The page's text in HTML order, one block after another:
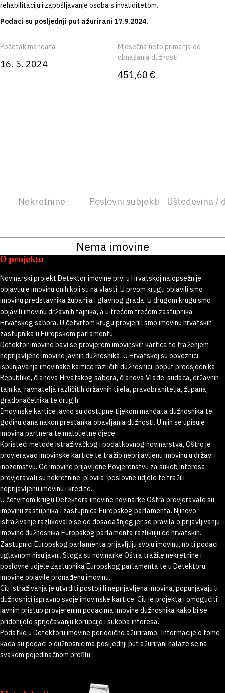
rehabilitaciju i zapošljavanje osoba s invaliditetom.
Podaci su posljednji put ažurirani 17.9.2024.
Početak mandata
16. 5. 2024
Mjesečna neto primanja od
obnašanja dužnosti
451,60 €
Nekretnine Poslovni subjekti Ušteđevina /
Nema imovine
O projektu
Novinarski projekt Detektor imovine prvi u Hrvatskoj najopsežnije
objavljuje imovinu onih koji su na vlasti. U prvom krugu objavili smo
imovinu predstavnika županija i glavnog grada. U drugom krugu smo
objavili imovinu državnih tajnika, a u trećem trećem zastupnika
Hrvatskog sabora. U četvrtom krugu provjerili smo imovinu hrvatskih
zastupnika u Europskom parlamentu.
Detektor imovine bavi se provjerom imovinskih kartica te traženjem
neprijavljene imovine javnih dužnosnika. U Hrvatskoj su obveznici
ispunjavanja imovinske kartice različiti dužnosnici, poput predsjednika
Republike, članova Hrvatskog sabora, članova Vlade, sudaca, državnih
tajnika, ravnatelja različitih državnih tijela, pravobranitelja, župana,
gradonačelnika te drugih.
Imovinske kartice javno su dostupne tijekom mandata dužnosnika te
godinu dana nakon prestanka obavljanja dužnosti. U njih se upisuje
imovina partnera te maloljetne djece.
Koristeći metode istraživačkog i podatkovnog novinarstva, Oštro je
provjeravao imovinske kartice te tražio neprijavljenu imovinu u državi i
inozemstvu. Od imovine prijavljene Povjerenstvu za sukob interesa,
provjeravali su nekretnine, plovila, poslovne udjele te tražili
neprijavljenu imovinu i kredite.
U četvrtom krugu Detektora imovine novinarke Oštra provjeravale su
imovinu zastupnika i zastupnica Europskog parlamenta. Njihovo
istraživanje razlikovalo se od dosadašnjeg jer se pravila o prijavljivanju
imovine dužnosnika Europskog parlamenta razlikuju od hrvatskih.
Zastupnici Europskog parlamenta prijavljuju svoju imovinu, no ti podaci
uglavnom nisu javni. Stoga su novinarke Oštra tražile nekretnine i
poslovne udjele zastupnika Europskog parlamenta te u Detektoru
imovine objavile pronađenu imovinu.
Cilj istraživanja je utvrditi postoji li neprijavljena imovina, popunjavaju li
dužnosnici ispravno svoje imovinske kartice. Cilj je projekta i omogućiti
javnim pristup provjerenim podacima imovine dužnosnika kako bi se
pridonijelo sprječavanju korupcije i sukoba interesa.
Podatke u Detektoru imovine periodično ažuriramo. Informacije o tome
kada su podaci o dužnosnicima posljednji put ažurirani nalaze se na
svakom pojedinačnom profilu.